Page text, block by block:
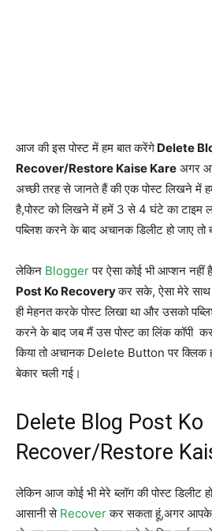
आज की इस पोस्ट में हम बात करेंगे Delete
Recover/Restore Kaise Kare अगर
अच्छी तरह से जानते हैं की एक पोस्ट लिखने में
है,पोस्ट को लिखने में हमें 3 से 4 घंटे का टाइम
पब्लिश करने के बाद अचानक डिलीट हो जाए तो
लेकिन Bloggerपर ऐसा कोई भी आप्शन नहीं
Post Ko Recoveryकर सके, ऐसा मेरे साथ
ही मेहनत करके पोस्ट लिखा था और उसको
करने के बाद जब मैं उस पोस्ट का लिंक कॉपी
किया तो अचानक Delete Button पर क्लिक
बेकार चली गई।
Delete Blog Post Ko
Recover/Restore
लेकिन आज कोई भी मेरे ब्लॉग की पोस्ट डिलीट
आसानी से Recoverकर सकता हूं,अगर आपके